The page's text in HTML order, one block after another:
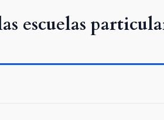
escuelas